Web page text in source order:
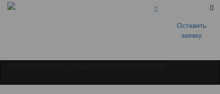
Оставить
заявку